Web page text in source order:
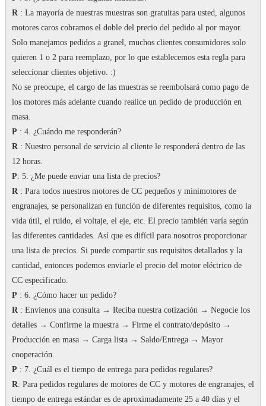
R: La mayoría de nuestras muestras son gratuitas para usted, algunos
motores caros cobramos el doble del precio del pedido al por mayor.
Solo manejamos pedidos a granel, muchos clientes consumidores solo
quieren 1 o 2 para reemplazo, por lo que establecemos esta regla para
seleccionar clientes objetivo. :)
No se preocupe, el cargo de las muestras se reembolsará como pago de
los motores más adelante cuando realice un pedido de producción en
masa.
P : 4. ¿Cuándo me responderán?
R: Nuestro personal de servicio al cliente le responderá dentro de las
12 horas.
P: 5. ¿Me puede enviar una lista de precios?
R: Para todos nuestros motores de CC pequeños y minimotores de
engranajes, se personalizan en función de diferentes requisitos, como la
vida útil, el ruido, el voltaje, el eje, etc. El precio también varía según
las diferentes cantidades. Así que es difícil para nosotros proporcionar
una lista de precios. Si puede compartir sus requisitos detallados y la
cantidad, entonces podemos enviarle el precio del motor eléctrico de
CC especificado.
P : 6. ¿Cómo hacer un pedido?
R: Envíenos una consulta → Reciba nuestra cotización → Negocie los
detalles → Confirme la muestra → Firme el contrato/depósito →
Producción en masa → Carga lista → Saldo/Entrega → Mayor
cooperación.
P : 7. ¿Cuál es el tiempo de entrega para pedidos regulares?
R: Para pedidos regulares de motores de CC y motores de engranajes, el
tiempo de entrega estándar es de aproximadamente 25 a 40 días y el